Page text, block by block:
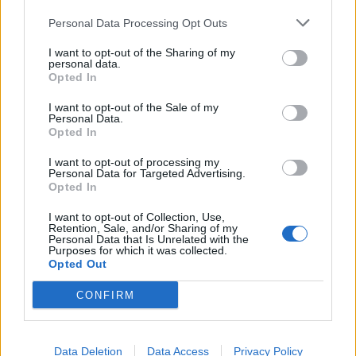
Personal Data Processing Opt Outs
I want to opt-out of the Sharing of my
personal data.
Opted In
I want to opt-out of the Sale of my
Personal Data.
Opted In
I want to opt-out of processing my
Personal Data for Targeted Advertising.
Opted In
I want to opt-out of Collection, Use,
Retention, Sale, and/or Sharing of my
Personal Data that Is Unrelated with the
Purposes for which it was collected.
Opted Out
CONFIRM
Data Deletion Data Access Privacy Policy
informações e pela rápida evolução tecnológica. O
desenvolvimento depende de como o cérebro é
exercitado no cotidiano”, finalizou Fabiano de Abreu
Agrela Rodrigues.
Ígor Lopes
250”, depois de, na edição anterior, ter integrado o
circuito “Challenger”. O francês Luca Van Assche
conquistou o primeiro título ATP da carreira ao
derrotar o belga Alexander Blockx na final, encerrando
uma edição marcada pela elevada competitividade, pela
forte presença de tenistas portugueses e pela projeção
internacional do evento.
O torneio arrancou com a fase de qualificação, nos dias
18 e 19 de julho, reunindo dezenas de atletas em busca
de um lugar no quadro principal. A cerimónia de
abertura contou com a presença do presidente da
Câmara Municipal de Cascais, Nuno Piteira Lopes,
acompanhado pelo executivo municipal, assinalando o
início de uma competição que voltou a colocar o
concelho no centro do calendário internacional do
CONTINUAR A LER
ATUALIDADE
Castelo Branco: “Bienal